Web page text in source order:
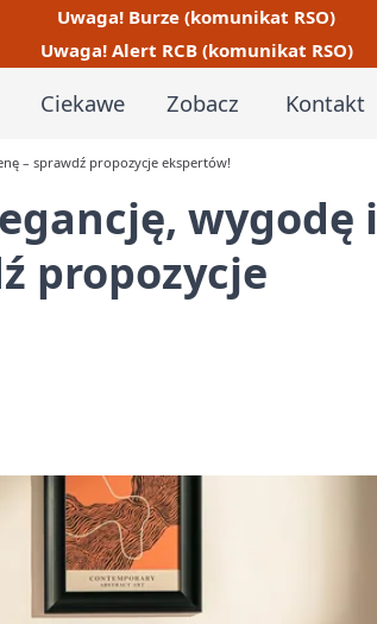
Uwaga! Burze (komunikat RSO)
Uwaga! Alert RCB (komunikat RSO)
Ciekawe Zobacz Kontakt
– sprawdź propozycje ekspertów!
wygodę i
propozycje